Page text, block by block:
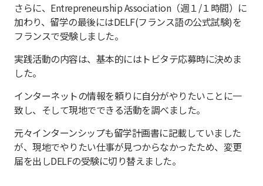
さらに、Entrepreneurship Association（週１/１時間）に
加わり、留学の最後にはDELF(フランス語の公式試験)を
フランスで受験しました。
実践活動の内容は、基本的にはトビタテ応募時に決めま
した。
インターネットの情報を頼りに自分がやりたいことに一
致し、そして現地でできる活動を調べました。
元々インターンシップも留学計画書に記載していました
が、現地でやりたい仕事が見つからなかったため、変更
届を出しDELFの受験に切り替えました。